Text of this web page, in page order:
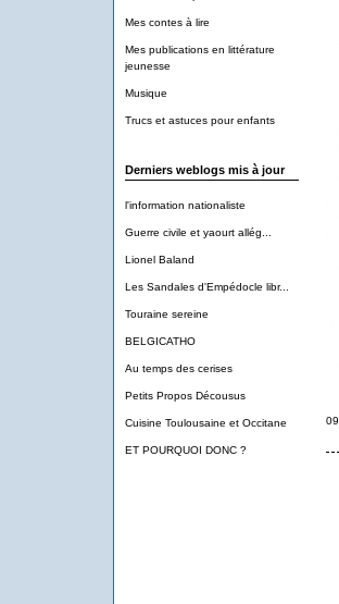
Mes contes à lire
Mes publications en littérature
jeunesse
Musique
Trucs et astuces pour enfants
Derniers weblogs mis à jour
l'information nationaliste
Guerre civile et yaourt allég...
Lionel Baland
Les Sandales d'Empédocle libr...
Touraine sereine
BELGICATHO
Au temps des cerises
Petits Propos Décousus
Cuisine Toulousaine et Occitane
ET POURQUOI DONC ?